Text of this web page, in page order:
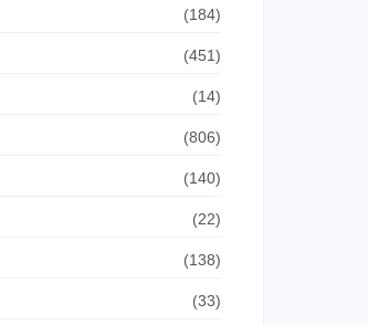
(184)
(451)
(14)
(806)
(140)
(22)
(138)
(33)